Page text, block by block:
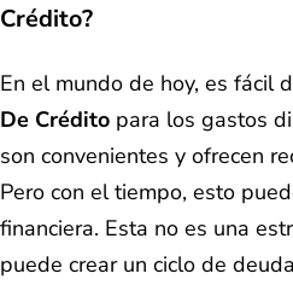
Crédito?
En el mundo de hoy, es fácil
De Crédito para los gastos
son convenientes y ofrecen
Pero con el tiempo, esto
financiera. Esta no es una
puede crear un ciclo de